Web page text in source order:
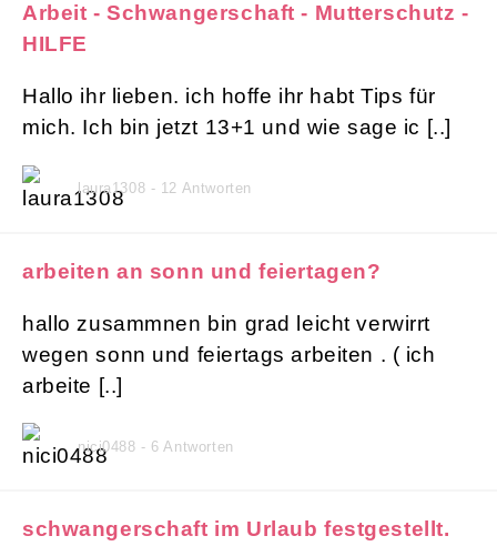
Arbeit - Schwangerschaft - Mutterschutz -
HILFE
Hallo ihr lieben. ich hoffe ihr habt Tips für
mich. Ich bin jetzt 13+1 und wie sage ic [..]
laura1308 - 12 Antworten
arbeiten an sonn und feiertagen?
hallo zusammnen bin grad leicht verwirrt
wegen sonn und feiertags arbeiten . ( ich
arbeite [..]
nici0488 - 6 Antworten
schwangerschaft im Urlaub festgestellt.